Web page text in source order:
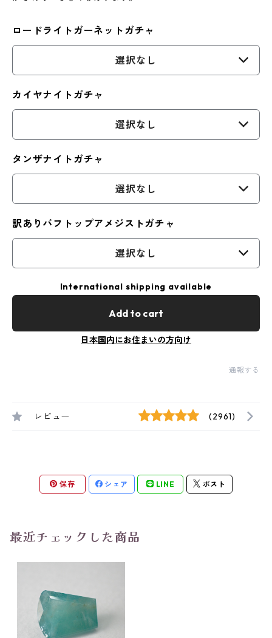
ロードライトガーネットガチャ
選択なし
カイヤナイトガチャ
選択なし
タンザナイトガチャ
選択なし
訳ありバフトップアメジストガチャ
選択なし
International shipping available
Add to cart
日本国内にお住まいの方向け
通報する
レビュー (2961)
保存 シェア LINE ポスト
最近チェックした商品